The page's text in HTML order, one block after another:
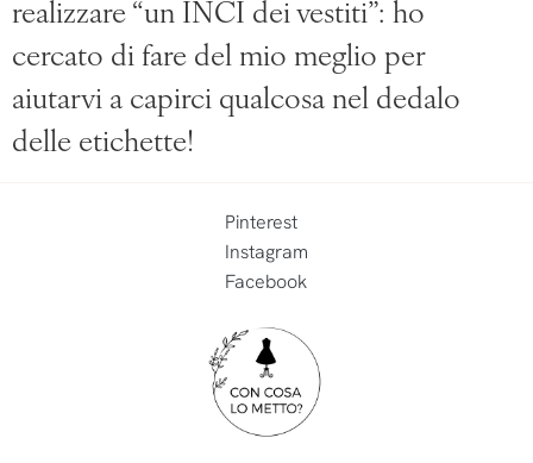
realizzare “un INCI dei vestiti”: ho
cercato di fare del mio meglio per
aiutarvi a capirci qualcosa nel dedalo
delle etichette!
Pinterest
Instagram
Facebook